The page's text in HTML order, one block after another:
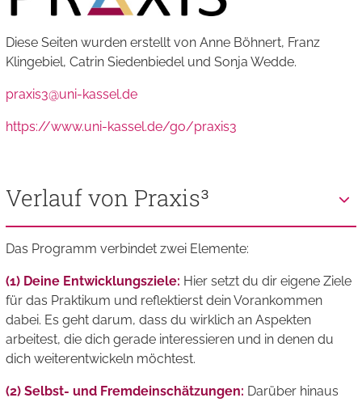
Diese Seiten wurden erstellt von Anne Böhnert, Franz
Klingebiel, Catrin Siedenbiedel und Sonja Wedde.
praxis3@uni-kassel.de
https://www.uni-kassel.de/go/praxis3
Verlauf von Praxis³
Das Programm verbindet zwei Elemente:
(1) Deine Entwicklungsziele: Hier setzt du dir eigene Ziele
für das Praktikum und reflektierst dein Vorankommen
dabei. Es geht darum, dass du wirklich an Aspekten
arbeitest, die dich gerade interessieren und in denen du
dich weiterentwickeln möchtest.
(2) Selbst- und Fremdeinschätzungen: Darüber hinaus